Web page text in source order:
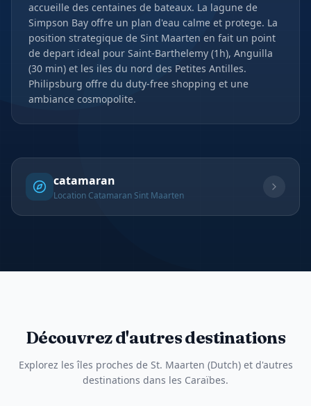
accueille des centaines de bateaux. La lagune de
Simpson Bay offre un plan d'eau calme et protege. La
position strategique de Sint Maarten en fait un point
de depart ideal pour Saint-Barthelemy (1h), Anguilla
(30 min) et les iles du nord des Petites Antilles.
Philipsburg offre du duty-free shopping et une
ambiance cosmopolite.
catamaran
Location Catamaran Sint Maarten
Découvrez d'autres destinations
Explorez les îles proches de St. Maarten (Dutch) et d'autres
destinations dans les Caraïbes.